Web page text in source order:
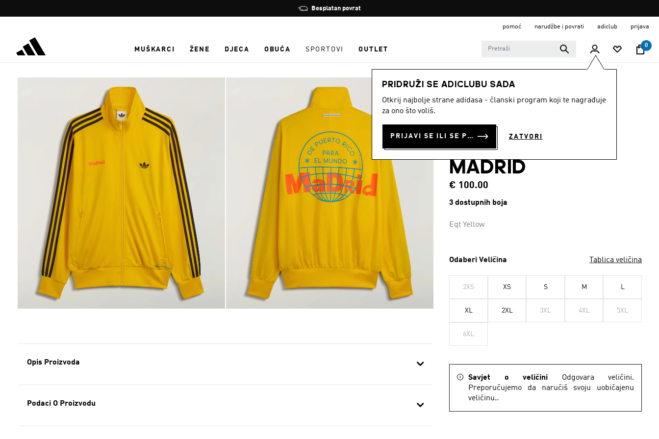
Zaustavi
rotaciju
Besplatan povrat
pomoć narudžbe i povrati adiclub prijava
MUŠKARCI ŽENE DJECA OBUĆA SPORTOVI OUTLET
0
PRIDRUŽI SE ADICLUBU SADA
Otkrij najbolje strane adidasa - članski program koji te nagrađuje
za ono što voliš.
PRIJAVI SE ILI SE PRIDRUŽI SADA ZATVORI
Opis Proizvoda
Podaci O Proizvodu
MODNE MARKE
GORNJI DIO
TRENIRKE BAD
BUNNY FIREBIRD
MADRID
€ 100.00
3 dostupnih boja
Eqt Yellow
Odaberi Veličina Tablica veličina
2XS XS S M L
XL 2XL 3XL 4XL 5XL
6XL
Savjet o veličini Odgovara veličini.
Preporučujemo da naručiš svoju uobičajenu
veličinu..